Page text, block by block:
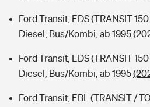
Ford Transit, EDS (TRANSIT
Diesel, Bus/Kombi, ab 1995
Ford Transit, EDS (TRANSIT
Diesel, Bus/Kombi, ab 1995
Ford Transit, EBL (TRANSIT /